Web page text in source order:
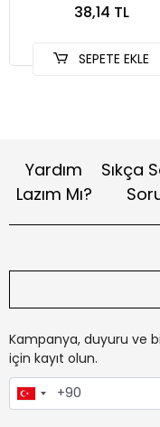
38,14 TL
SEPETE EKLE
Yardım
Lazım Mı?
Sıkça
Kampanya, duyuru ve
için kayıt olun.